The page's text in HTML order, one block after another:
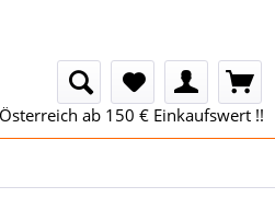
ab 150 € Einkaufswert !!